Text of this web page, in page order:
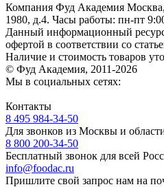
Компания Фуд Академия
1980, д.4. Часы работы: пн-пт
Данный информационный
офертой в соответствии со
Наличие и стоимость товаров
© Фуд Академия, 2011-2026
Мы в социальных сетях:
Контакты
8 495 984-34-50
Для звонков из Москвы и
8 800 200-34-50
Бесплатный звонок для всей
info@foodac.ru
Пришлите свой запрос нам на